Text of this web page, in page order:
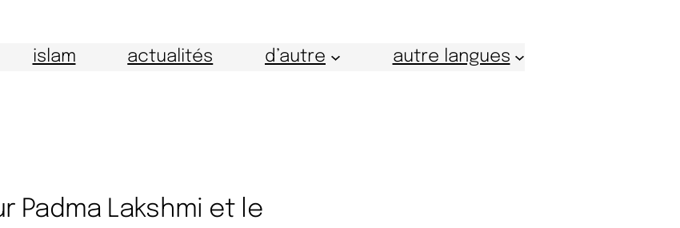
islam actualités d’autre autre langues
Padma Lakshmi et le